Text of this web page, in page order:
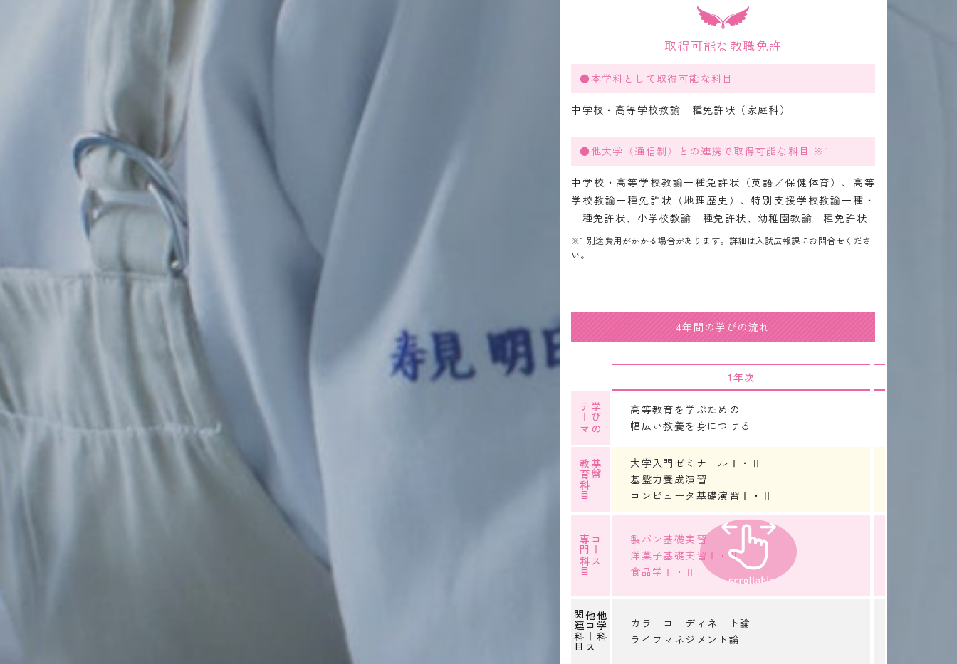
取得可能な教職免許
●本学科として取得可能な科目
中学校・高等学校教諭一種免許状（家庭科）
●他大学（通信制）との連携で取得可能な科目 ※1
中学校・高等学校教諭一種免許状（英語／保健体育）、高等
学校教諭一種免許状（地理歴史）、特別支援学校教諭一種・
二種免許状、小学校教諭二種免許状、幼稚園教諭二種免許状
※1 別途費用がかかる場合があります。詳細は入試広報課にお問合せくださ
い。
4年間の学びの流れ
学びの
テーマ
基盤
教育科目
コース
専門科目
他学科
他コース
関連科目
1年次
高等教育を学ぶための
幅広い教養を身につける
大学入門ゼミナールⅠ・Ⅱ
基盤力養成演習
コンピュータ基礎演習Ⅰ・Ⅱ
製パン基礎実習
洋菓子基礎実習Ⅰ・Ⅱ
食品学Ⅰ・Ⅱ
カラーコーディネート論
ライフマネジメント論